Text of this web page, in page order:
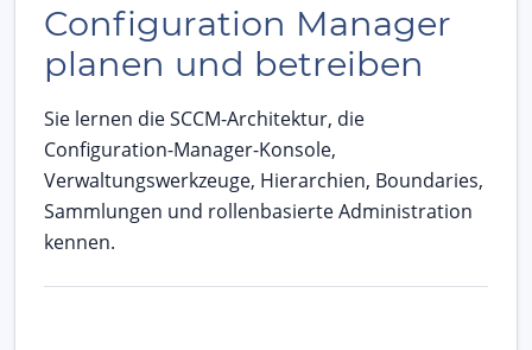
Configuration Manager
planen und betreiben
Sie lernen die SCCM-Architektur, die
Configuration-Manager-Konsole,
Verwaltungswerkzeuge, Hierarchien, Boundaries,
Sammlungen und rollenbasierte Administration
kennen.